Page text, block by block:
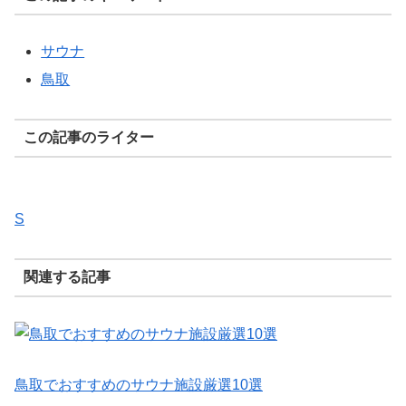
サウナ
鳥取
この記事のライター
S
関連する記事
鳥取でおすすめのサウナ施設厳選10選